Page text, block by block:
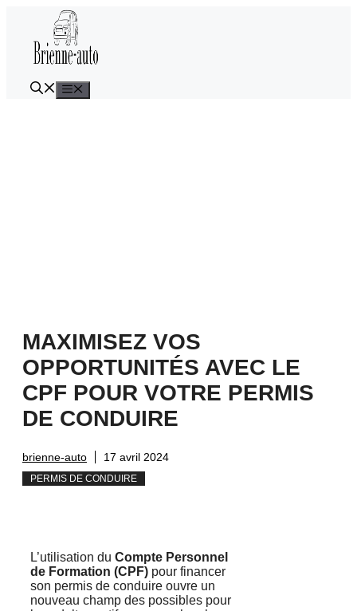
contenu
MAXIMISEZ VOS
OPPORTUNITÉS AVEC LE
CPF POUR VOTRE PERMIS
DE CONDUIRE
brienne-auto 17 avril 2024
PERMIS DE CONDUIRE
L’utilisation du Compte Personnel
de Formation (CPF) pour financer
son permis de conduire ouvre un
nouveau champ des possibles pour